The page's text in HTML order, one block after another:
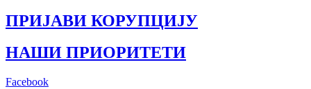
ПРИЈАВИ КОРУПЦИЈУ
НАШИ ПРИОРИТЕТИ
Facebook